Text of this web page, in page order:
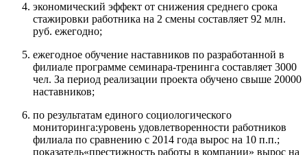
экономический эффект от снижения среднего срока
стажировки работника на 2 смены составляет 92 млн.
руб. ежегодно;
ежегодное обучение наставников по разработанной в
филиале программе семинара-тренинга составляет 3000
чел. За период реализации проекта обучено свыше 20000
наставников;
по результатам единого социологического
мониторинга:уровень удовлетворенности работников
филиала по сравнению с 2014 года вырос на 10 п.п.;
показатель«престижность работы в компании» вырос на